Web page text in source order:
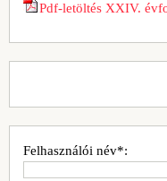
Pdf-letöltés XXIV.
Felhasználói név*: